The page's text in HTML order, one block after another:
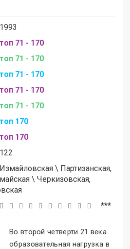
1993
топ 71 - 170
топ 71 - 170
топ 71 - 170
топ 71 - 170
топ 71 - 170
топ 170
топ 170
122
Измайловская \ Партизанская,
\ Черкизовская,
***
Во второй четверти 21 века
образовательная нагрузка в